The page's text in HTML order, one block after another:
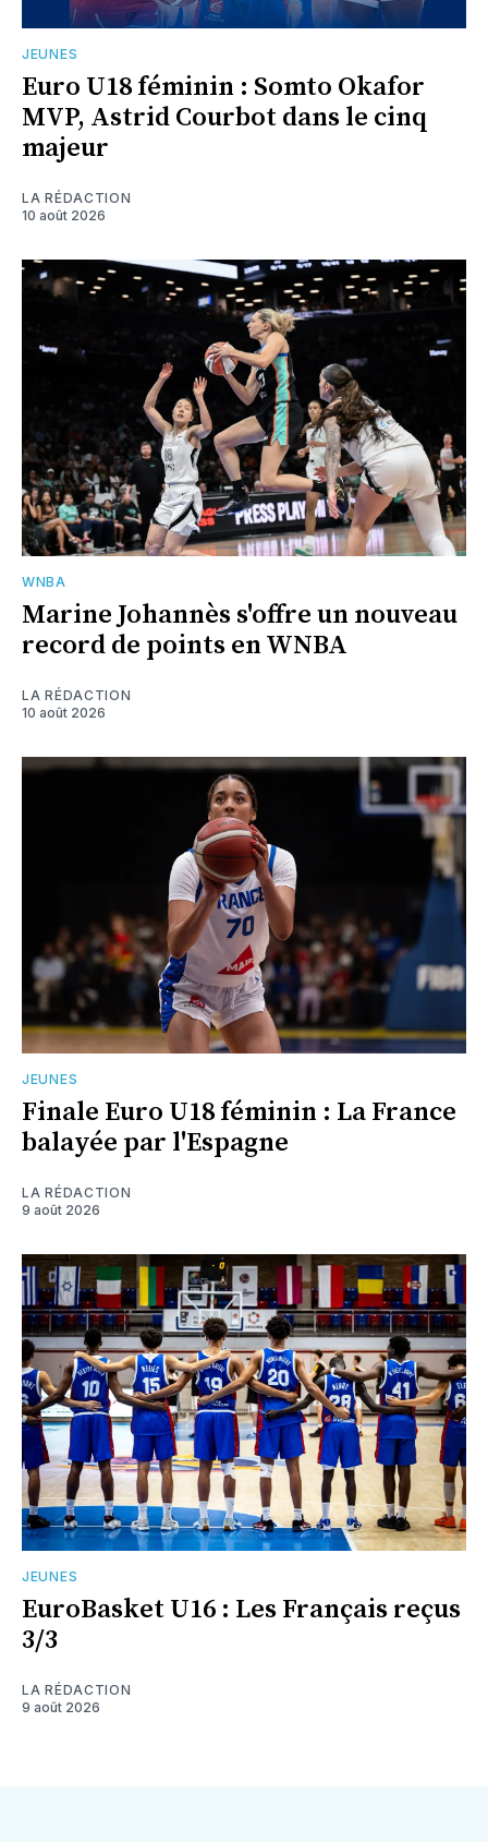
JEUNES
Euro U18 féminin : Somto Okafor
MVP, Astrid Courbot dans le cinq
majeur
LA RÉDACTION
10 août 2026
WNBA
Marine Johannès s'offre un nouveau
record de points en WNBA
LA RÉDACTION
10 août 2026
JEUNES
Finale Euro U18 féminin : La France
balayée par l'Espagne
LA RÉDACTION
9 août 2026
JEUNES
EuroBasket U16 : Les Français reçus
3/3
LA RÉDACTION
9 août 2026